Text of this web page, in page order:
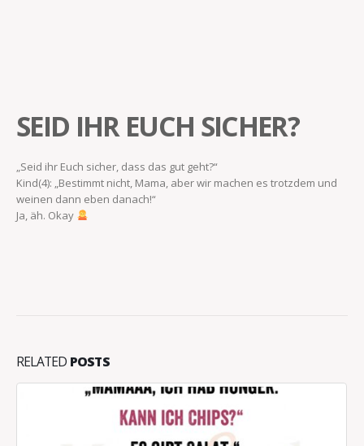
SEID IHR EUCH SICHER?
„Seid ihr Euch sicher, dass das gut geht?“
Kind(4): „Bestimmt nicht, Mama, aber wir machen es trotzdem und
weinen dann eben danach!“
Ja, äh. Okay
RELATED POSTS